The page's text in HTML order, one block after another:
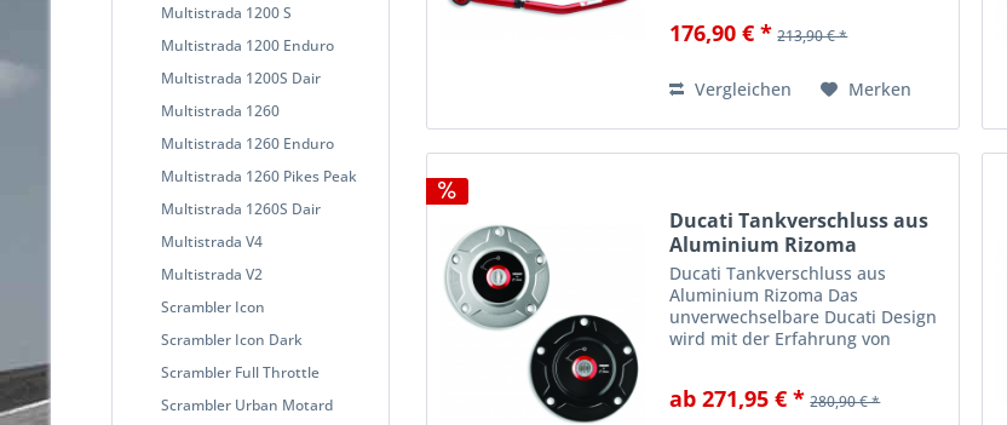
Multistrada 1200 S
Multistrada 1200 Enduro
Multistrada 1200S Dair
Multistrada 1260
Multistrada 1260 Enduro
Multistrada 1260 Pikes Peak
Multistrada 1260S Dair
Multistrada V4
Multistrada V2
Scrambler Icon
Scrambler Icon Dark
Scrambler Full Throttle
Scrambler Urban Motard
besonders praktisch. Ein
im...
176,90 € * 213,90 € *
Vergleichen Merken
Ducati Tankverschluss aus
Aluminium Rizoma
Ducati Tankverschluss aus
Aluminium Rizoma Das
unverwechselbare Ducati Design
wird mit der Erfahrung von
das vollständig in Italien
ab 271,95 € * 280,90 € *